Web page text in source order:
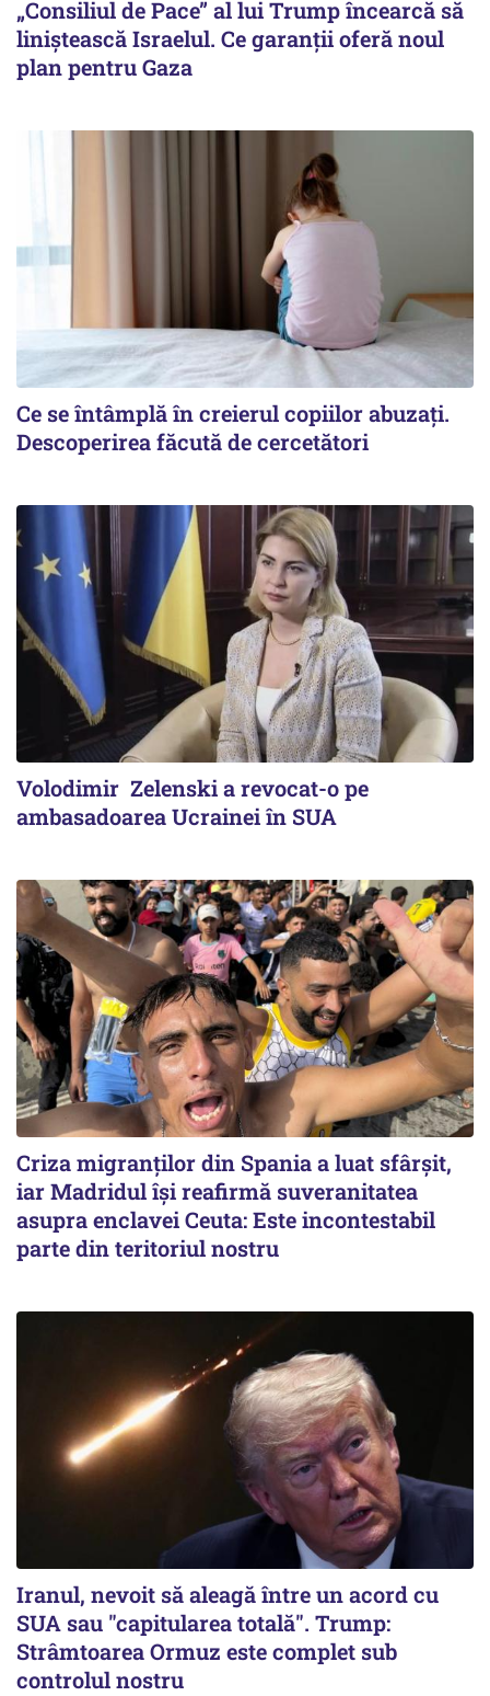
„Consiliul de Pace” al lui Trump încearcă să
liniștească Israelul. Ce garanții oferă noul
plan pentru Gaza
Ce se întâmplă în creierul copiilor abuzați.
Descoperirea făcută de cercetători
Volodimir Zelenski a revocat-o pe
ambasadoarea Ucrainei în SUA
Criza migranților din Spania a luat sfârșit,
iar Madridul își reafirmă suveranitatea
asupra enclavei Ceuta: Este incontestabil
parte din teritoriul nostru
Iranul, nevoit să aleagă între un acord cu
SUA sau "capitularea totală". Trump:
Strâmtoarea Ormuz este complet sub
controlul nostru